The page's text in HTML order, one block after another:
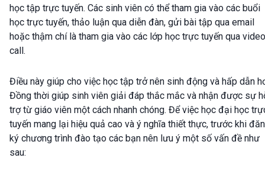
học tập trực tuyến. Các sinh viên có thể tham gia vào các buổi
học trực tuyến, thảo luận qua diễn đàn, gửi bài tập qua email
hoặc thậm chí là tham gia vào các lớp học trực tuyến qua video
call.
Điều này giúp cho việc học tập trở nên sinh động và hấp dẫn
Đồng thời giúp sinh viên giải đáp thắc mắc và nhận được sự
trợ từ giáo viên một cách nhanh chóng. Để việc học đại học
tuyến mang lại hiệu quả cao và ý nghĩa thiết thực, trước khi
ký chương trình đào tạo các bạn nên lưu ý một số vấn đề như
sau: